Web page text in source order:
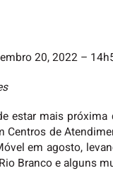
20, 2022 –
estar mais próxima
Centros de
em agosto,
Branco e alguns